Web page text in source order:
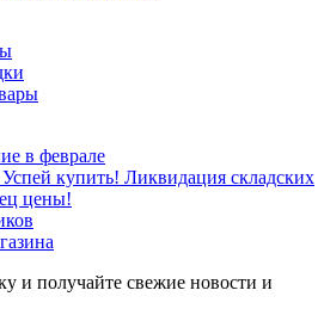
в феврале
купить! Ликвидация складских
цены!
и получайте свежие новости и